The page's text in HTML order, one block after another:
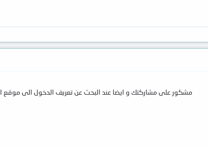
مشكور على مشاركتك و ايضا عند البحث عن تعريف الدخول الى موقع